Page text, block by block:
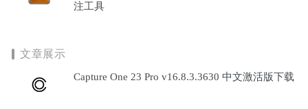
注工具
文章展示
Capture One 23 Pro v16.8.3.3630 中文激活版下载